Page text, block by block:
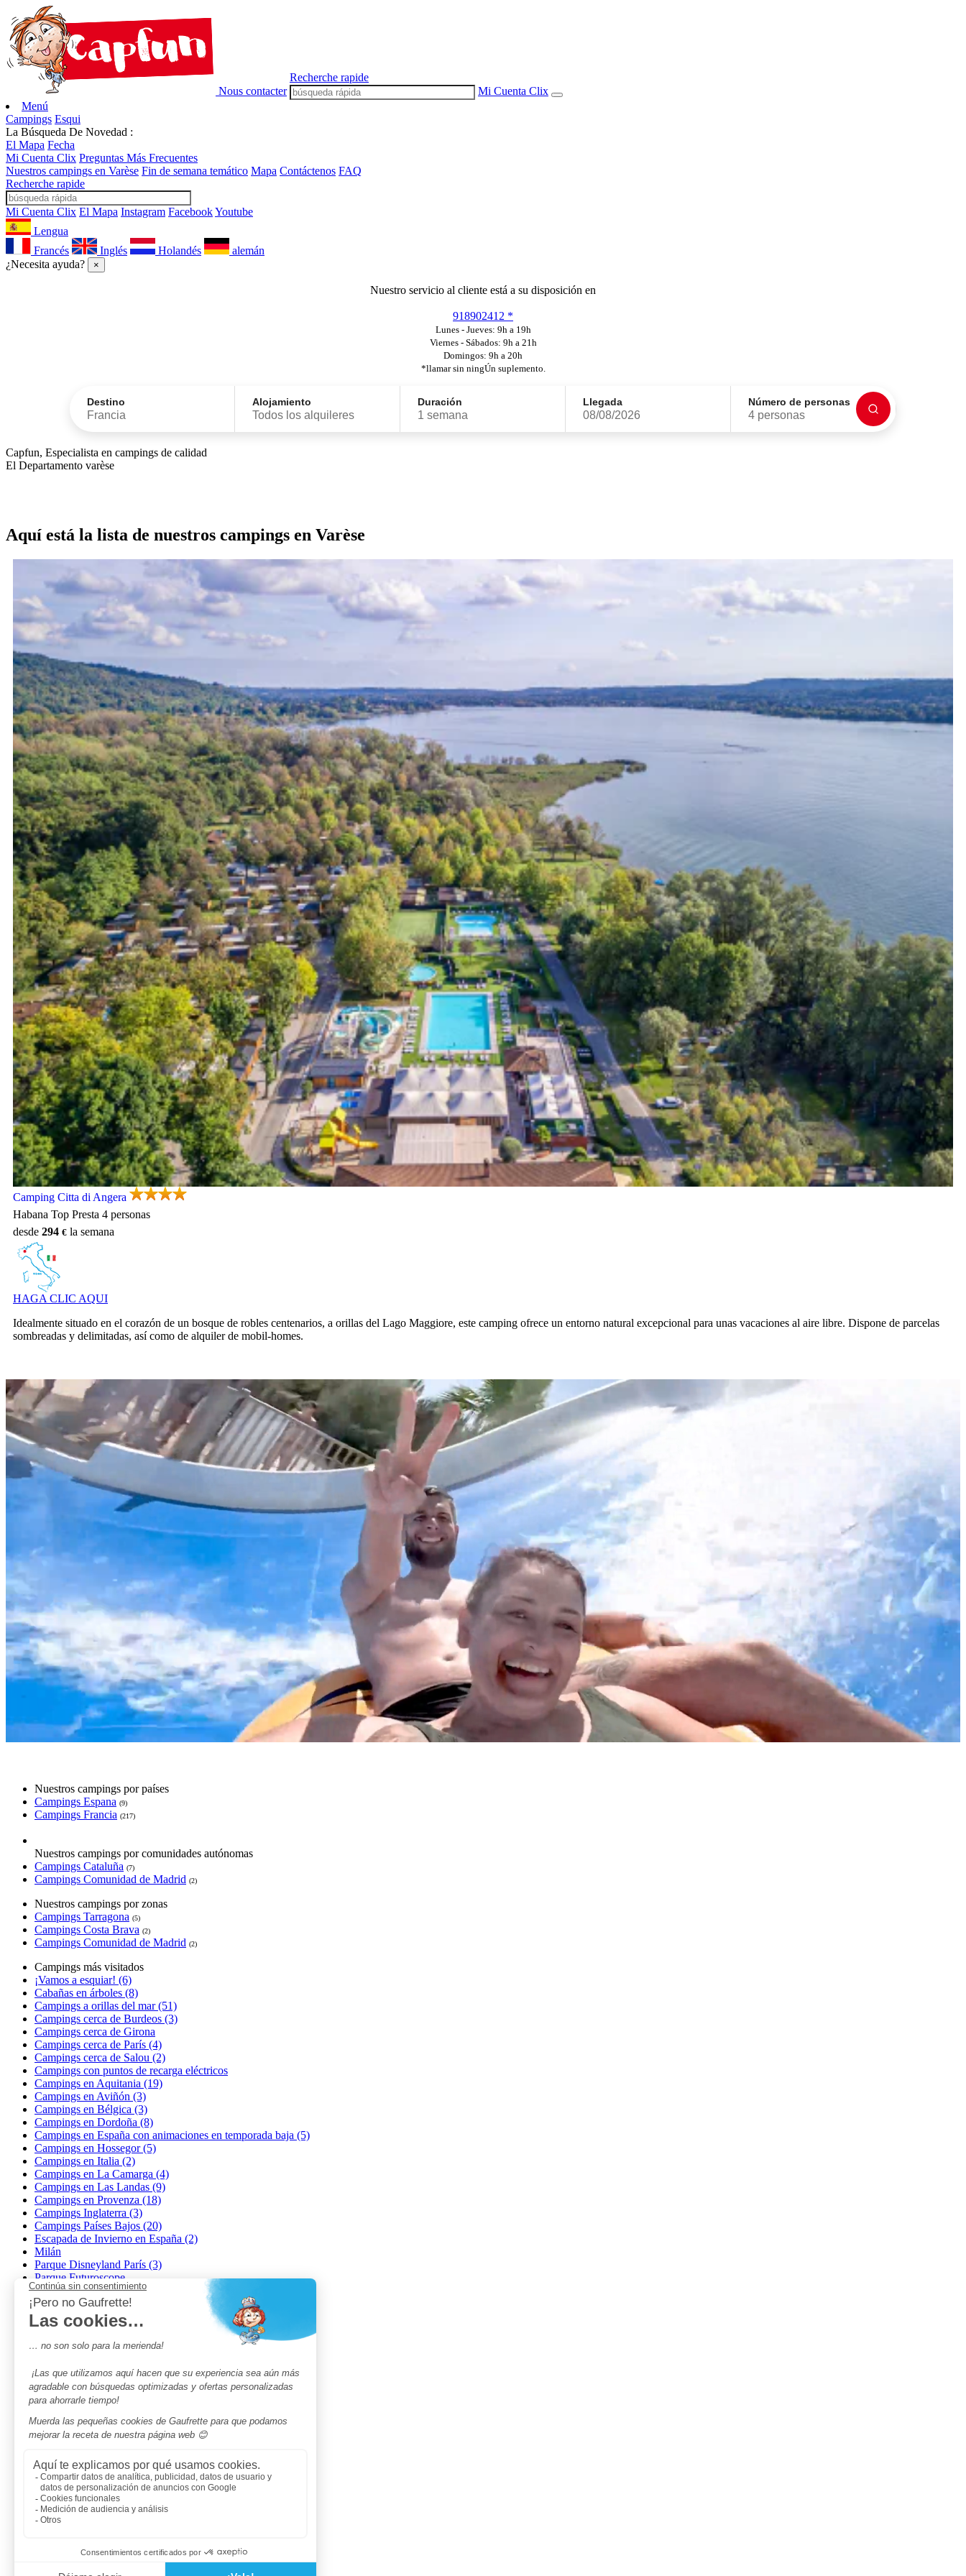
Nous contacter
Recherche rapide
Mi Cuenta Clix
Menú
Campings Esqui
La Búsqueda De Novedad :
El Mapa Fecha
Mi Cuenta Clix Preguntas Más Frecuentes
Nuestros campings en Varèse Fin de semana temático Mapa Contáctenos FAQ
Recherche rapide
Mi Cuenta Clix El Mapa Instagram FacebookYoutube
Lengua
Francés
Inglés Holandés
alemán
¿Necesita ayuda?
×
Nuestro servicio al cliente está a su disposición en
918902412 *
Lunes - Jueves: 9h a 19h
Viernes - Sábados: 9h a 21h
Domingos: 9h a 20h
*llamar sin ningÚn suplemento.
Destino
Francia
Alojamiento
Todos los alquileres
Duración
1 semana
Llegada
08/08/2026
Número de personas
4 personas
Capfun, Especialista en campings de calidad
El Departamento varèse
Aquí está la lista de nuestros campings en Varèse
Camping Citta di Angera, Camping Lombardie
Camping Citta di Angera
Habana Top Presta 4 personas
desde 294 la semana
HAGA CLIC AQUI
Idealmente situado en el corazón de un bosque de robles centenarios, a orillas del Lago Maggiore, este camping ofrece un entorno natural excepcional para unas vacaciones al aire libre. Dispone de parcelas
sombreadas y delimitadas, así como de alquiler de mobil-homes.
Nuestros campings por países
Campings Espana (9)
Campings Francia (217)
Nuestros campings por comunidades autónomas
Campings Cataluña (7)
Campings Comunidad de Madrid (2)
Nuestros campings por zonas
Campings Tarragona (5)
Campings Costa Brava (2)
Campings Comunidad de Madrid (2)
Campings más visitados
¡Vamos a esquiar! (6)
Cabañas en árboles (8)
Campings a orillas del mar (51)
Campings cerca de Burdeos (3)
Campings cerca de Girona
Campings cerca de París (4)
Campings cerca de Salou (2)
Campings con puntos de recarga eléctricos
Campings en Aquitania (19)
Campings en Aviñón (3)
Campings en Bélgica (3)
Campings en Dordoña (8)
Campings en España con animaciones en temporada baja (5)
Campings en Hossegor (5)
Campings en Italia (2)
Campings en La Camarga (4)
Campings en Las Landas (9)
Campings en Provenza (18)
Campings Inglaterra (3)
Campings Países Bajos (20)
Escapada de Invierno en España (2)
Milán
Parque Disneyland París (3)
Parque Futuroscope
Parque Port Aventura (4)
Piscinas infantiles (32)
Pumptrack (24)
Puy du Fou (2)
Roma
Semana Santa (17)
tripadvisor Traveler’s Choice 2026 (43)
Campings de 4 estrellas en Francia
campings niños Francia
Los camping con piscinas en Francia
Camping Barcelona
Camping Murcia
Camping Costa Brava
Camping Costa daurada
Pass camping
Preguntas más frecuentes
Notas legales
Condiciones generales de venta